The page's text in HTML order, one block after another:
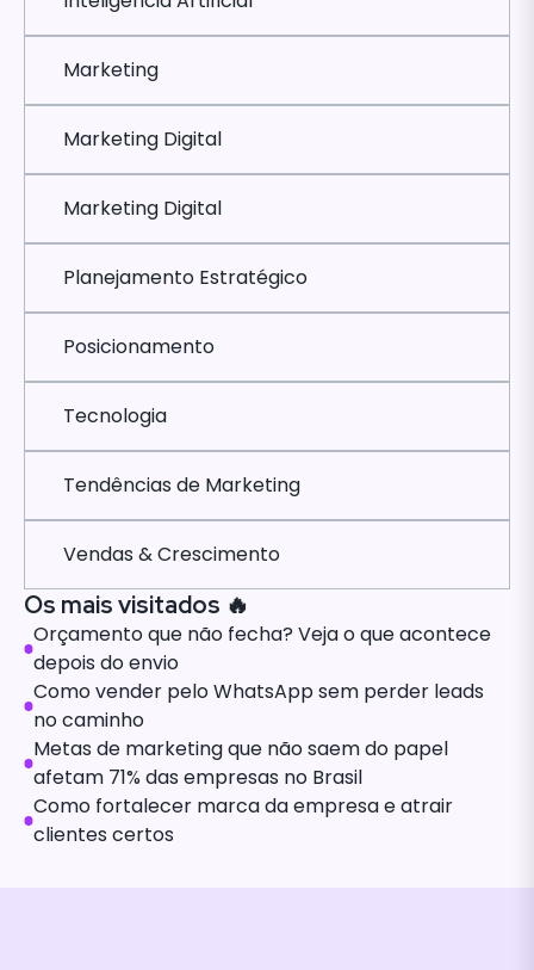
Marketing
Marketing Digital
Marketing Digital
Planejamento Estratégico
Posicionamento
Tecnologia
Tendências de Marketing
Vendas & Crescimento
Os mais visitados 🔥
Orçamento que não fecha? Veja o que acontece
depois do envio
Como vender pelo WhatsApp sem perder leads
no caminho
Metas de marketing que não saem do papel
afetam 71% das empresas no Brasil
Como fortalecer marca da empresa e atrair
clientes certos